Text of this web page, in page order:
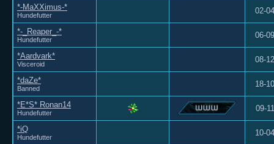
*-MaXXimus-*
Hundefutter 02-
*-_Reaper_-*
Hundefutter 06-
*Aardvark*
Visceroid 08-
*daZe*
Banned 18-
*E*S* Ronan14
Hundefutter 09-
*iQ
Hundefutter 10-